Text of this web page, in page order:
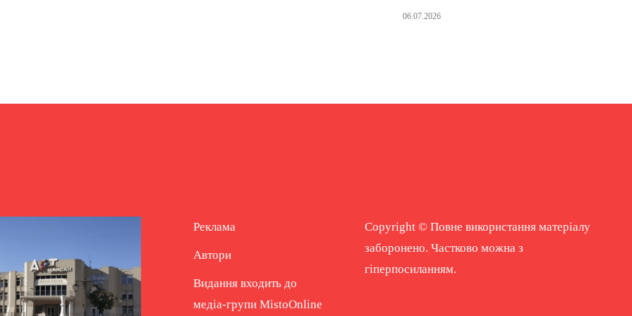
06.07.2026
Реклама
Автори
Видання входить до
медіа-групи MistoOnline
Copyright © Повне використання матеріалу
заборонено. Частково можна з
гіперпосиланням.